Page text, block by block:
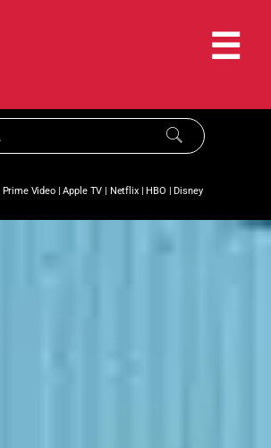
☰
Prime Video|Apple TV | Netflix|HBO |Disney